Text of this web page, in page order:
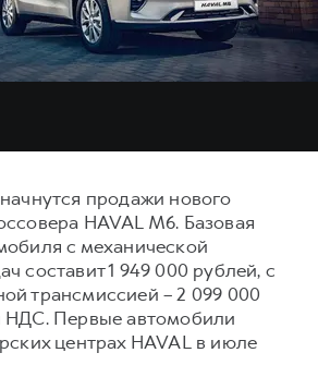
F7X
КЛИЕНТАМ
ОБСЛУЖИВАНИЕ
GWM
продажи нового
HAVAL M6. Базовая
с механической
составит 1 949 000 рублей, с
трансмиссией – 2 099 000
НДС. Первые автомобили
центрах HAVAL в июле